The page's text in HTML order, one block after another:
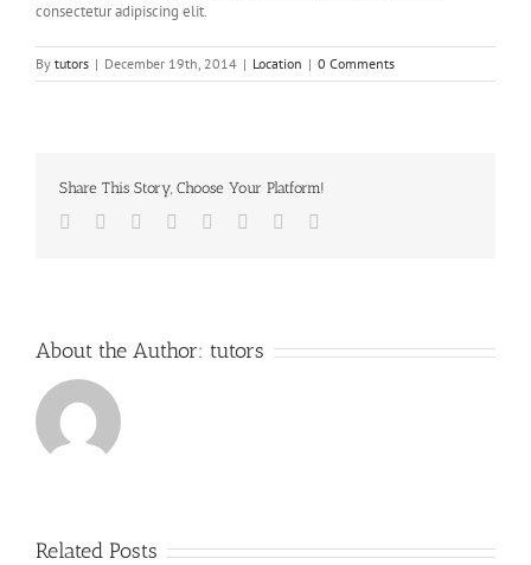
consectetur adipiscing elit.
By tutors | December 19th, 2014 | Location | 0 Comments
Share This Story, Choose Your Platform!
Facebook
TwitterReddit LinkedIn
TumblrPinterest
About the Author: tutors
Related Posts